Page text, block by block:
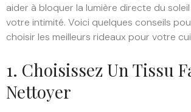
aider à bloquer la lumière directe du
votre intimité. Voici quelques conseils
choisir les meilleurs rideaux pour votre
1. Choisissez Un Tissu
Nettoyer